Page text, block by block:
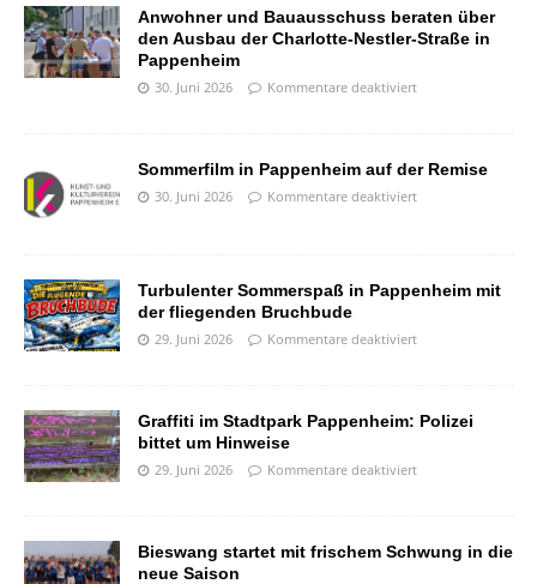
Anwohner und Bauausschuss beraten über
den Ausbau der Charlotte-Nestler-Straße in
Pappenheim
30. Juni 2026 Kommentare deaktiviert
Sommerfilm in Pappenheim auf der Remise
30. Juni 2026 Kommentare deaktiviert
Turbulenter Sommerspaß in Pappenheim mit
der fliegenden Bruchbude
29. Juni 2026 Kommentare deaktiviert
Graffiti im Stadtpark Pappenheim: Polizei
bittet um Hinweise
29. Juni 2026 Kommentare deaktiviert
Bieswang startet mit frischem Schwung in die
neue Saison